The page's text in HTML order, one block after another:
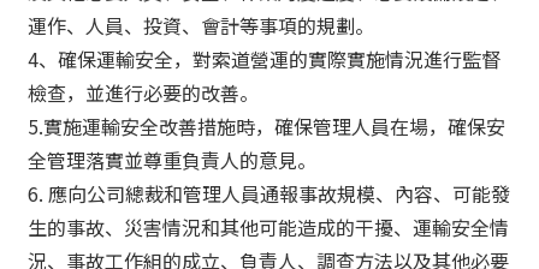
運作、人員、投資、會計等事項的規劃。
4、確保運輸安全，對索道營運的實際實施情況進行監督
檢查，並進行必要的改善。
5.實施運輸安全改善措施時，確保管理人員在場，確保安
全管理落實並尊重負責人的意見。
6. 應向公司總裁和管理人員通報事故規模、內容、可能發
生的事故、災害情況和其他可能造成的干擾、運輸安全情
況、事故工作組的成立、負責人、調查方法以及其他必要